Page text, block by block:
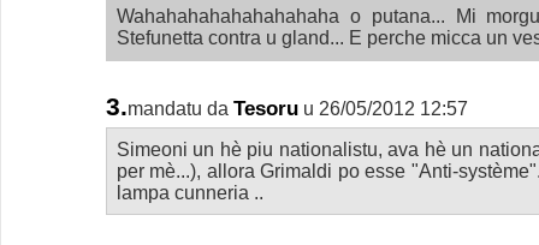
Wahahahahahahahahaha o putana... Mi
Stefunetta contra u gland... E perche micca un
3.mandatu da Tesoru u 26/05/2012 12:57
Simeoni un hè piu nationalistu, ava hè un
per mè...), allora Grimaldi po esse "Anti-
lampa cunneria ..